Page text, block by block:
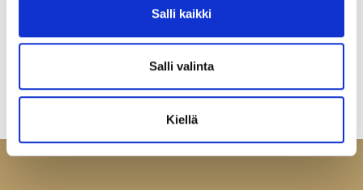
Salli kaikki
Salli valinta
Kiellä